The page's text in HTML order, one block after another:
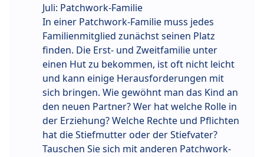
Juli: Patchwork-Familie
In einer Patchwork-Familie muss jedes
Familienmitglied zunächst seinen Platz
finden. Die Erst- und Zweitfamilie unter
einen Hut zu bekommen, ist oft nicht leicht
und kann einige Herausforderungen mit
sich bringen. Wie gewöhnt man das Kind an
den neuen Partner? Wer hat welche Rolle in
der Erziehung? Welche Rechte und Pflichten
hat die Stiefmutter oder der Stiefvater?
Tauschen Sie sich mit anderen Patchwork-